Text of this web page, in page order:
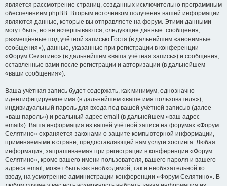
является рассмотрение страниц, созданных исключительно программным
обеспечением phpBB. Вторым источником получения вашей информации
являются данные, которые вы отправляете на форум. Этими данными
могут быть, но не исчерпываются, следующие данные: сообщения,
размещённые под учётной записью Гостя (в дальнейшем «анонимные
сообщения»), данные, указанные при регистрации в конференции
«Форум Селятино» (в дальнейшем «ваша учётная запись») и сообщения,
оставленные вами после регистрации и авторизации (в дальнейшем
«ваши сообщения»).
Ваша учётная запись будет содержать, как минимум, однозначно
идентифицируемое имя (в дальнейшем «ваше имя пользователя»),
индивидуальный пароль для входа под вашей учётной записью (далее
«ваш пароль») и реальный адрес email (в дальнейшем «ваш адрес
email»). Ваша информация из вашей учётной записи на форумах «Форум
Селятино» охраняется законами о защите компьютерной информации,
применяемыми в стране, предоставляющей нам услуги хостинга. Любая
информация, запрашиваемая при регистрации в конференции «Форум
Селятино», кроме вашего имени пользователя, вашего пароля и вашего
адреса email, может быть как необходимой, так и необязательной ко
вводу, на усмотрение администрации конференции «Форум Селятино». В